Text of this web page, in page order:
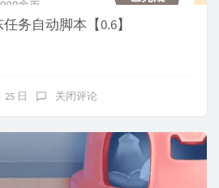
务自动脚本【0.6】
25 日 关闭评论